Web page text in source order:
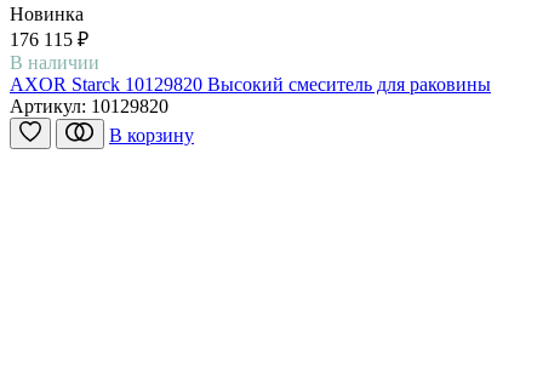
Новинка
176 115 ₽
В наличии
AXOR Starck 10129820 Высокий смеситель для раковины
Артикул: 10129820
В корзину